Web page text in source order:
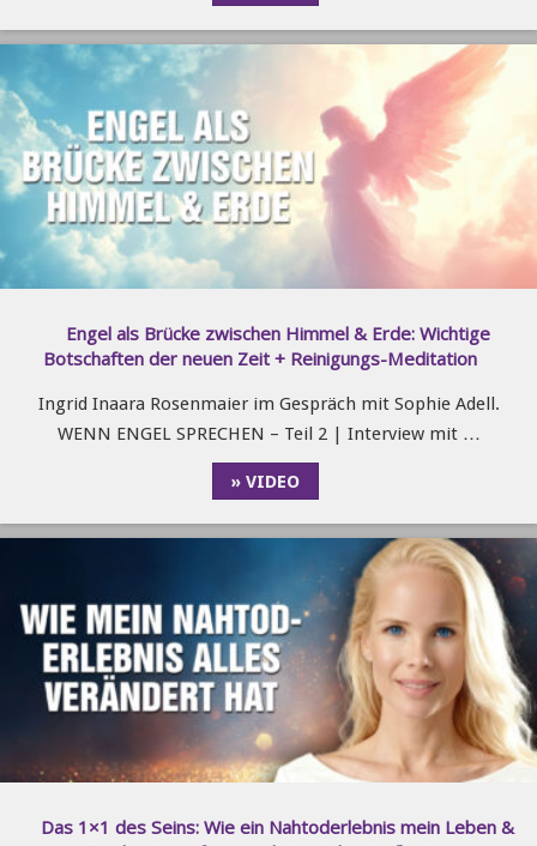
Engel als Brücke zwischen Himmel & Erde: Wichtige
Botschaften der neuen Zeit + Reinigungs-Meditation
Ingrid Inaara Rosenmaier im Gespräch mit Sophie Adell.
WENN ENGEL SPRECHEN – Teil 2 | Interview mit …
» VIDEO
Das 1×1 des Seins: Wie ein Nahtoderlebnis mein Leben &